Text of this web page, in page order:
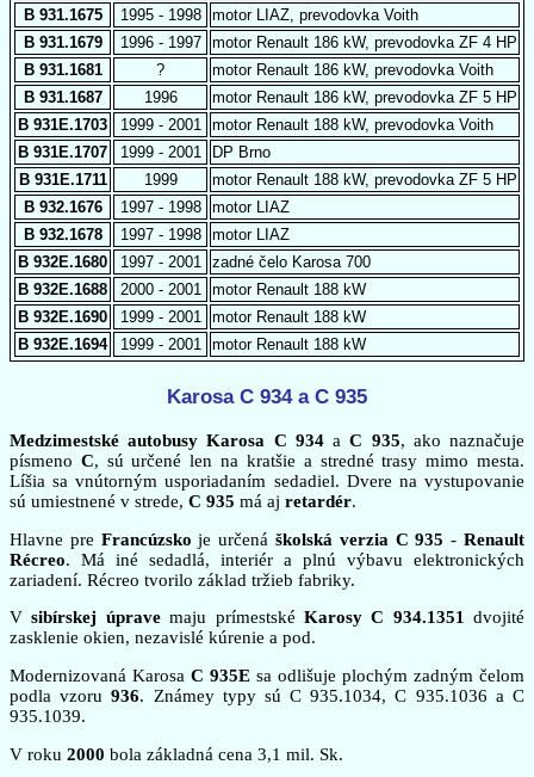
B 931.1675
1995 - 1998
motor LIAZ, prevodovka Voith
B 931.1679
1996 - 1997
motor Renault 186 kW, prevodovka ZF 4 HP
B 931.1681
?
motor Renault 186 kW, prevodovka Voith
B 931.1687
1996
motor Renault 186 kW, prevodovka ZF 5 HP
B 931E.1703
1999 - 2001
motor Renault 188 kW, prevodovka Voith
B 931E.1707
1999 - 2001
DP Brno
B 931E.1711
1999
motor Renault 188 kW, prevodovka ZF 5 HP
B 932.1676
1997 - 1998
motor LIAZ
B 932.1678
1997 - 1998
motor LIAZ
B 932E.1680
1997 - 2001
zadné čelo Karosa 700
B 932E.1688
2000 - 2001
motor Renault 188 kW
B 932E.1690
1999 - 2001
motor Renault 188 kW
B 932E.1694
1999 - 2001 motor Renault 188 kW
Karosa C 934 a C 935
Medzimestské autobusy Karosa C 934aC 935, ako naznačuje
písmeno C, sú určené len na kratšie a stredné trasy mimo mesta.
Líšia sa vnútorným usporiadaním sedadiel. Dvere na vystupovanie
sú umiestnené v strede, C 935 má aj retardér.
Hlavne pre Francúzsko je určenáškolská verzia C 935 -Renault
Récreo. Má iné sedadlá, interiér a plnú výbavu elektronických
zariadení. Récreo tvorilo základ tržieb fabriky.
Vsibírskej úpravemaju prímestské Karosy C 934.1351 dvojité
zasklenie okien, nezavislé kúrenie a pod.
Modernizovaná Karosa C 935E sa odlišuje plochým zadným čelom
podla vzoru936. Známey typy sú C 935.1034, C 935.1036 a C
935.1039.
V roku 2000 bola základná cena 3,1 mil. Sk.